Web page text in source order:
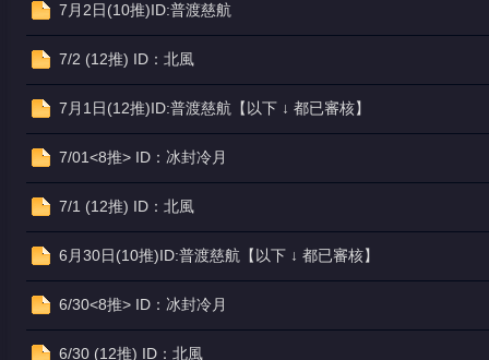
7月2日(10推)ID:普渡慈航
7/2 (12推) ID：北風
7月1日(12推)ID:普渡慈航【以下 ↓ 都已審核】
7/01<8推> ID：冰封冷月
7/1 (12推) ID：北風
6月30日(10推)ID:普渡慈航【以下 ↓ 都已審核】
6/30<8推> ID：冰封冷月
6/30 (12推) ID：北風